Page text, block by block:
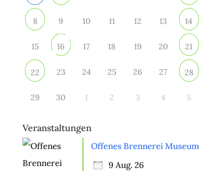
8 9 10 11 12 13 14
15 16 17 18 19 20 21
22 23 24 25 26 27 28
29 30 1 2 3 4 5
Veranstaltungen
Offenes Brennerei Museum
9 Aug. 26